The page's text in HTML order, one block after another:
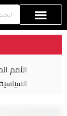
الأمم المتحدة
السياسية بجنوب